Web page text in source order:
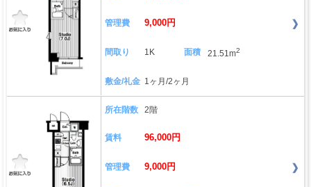
管理費 9,000円
間取り 1K 面積 21.51m2
敷金/礼金 1ヶ月/2ヶ月
所在階数 2階
賃料 96,000円
管理費 9,000円